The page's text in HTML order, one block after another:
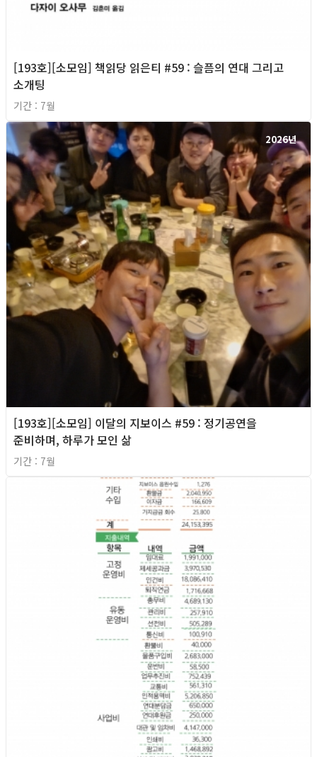
[193호][소모임] 책읽당 읽은티 #59 : 슬픔의 연대 그리고
소개팅
기간 : 7월
2026년
[193호][소모임] 이달의 지보이스 #59 : 정기공연을
준비하며, 하루가 모인 삶
기간 : 7월